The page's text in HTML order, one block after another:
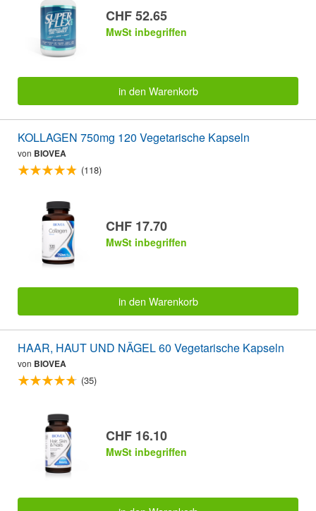
CHF 52.65
MwSt inbegriffen
in den Warenkorb
KOLLAGEN 750mg 120 Vegetarische Kapseln
von BIOVEA
(118)
CHF 17.70
MwSt inbegriffen
in den Warenkorb
HAAR, HAUT UND NÄGEL 60 Vegetarische Kapseln
von BIOVEA
(35)
CHF 16.10
MwSt inbegriffen